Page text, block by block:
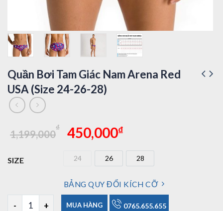
Quần Bơi Tam Giác Nam Arena Red
USA (Size 24-26-28)
1,199,000
₫
Giá
gốc
là:
1,199,000₫.
450,000₫
tại
là:
450,000₫.
SIZE 24
24 26
26 28
28
BẢNG QUY ĐỔI KÍCH CỠ
Quần Bơi Tam Giác Nam Arena Red USA (Size 24-26-28) số
MUA HÀNG 0765.655.655